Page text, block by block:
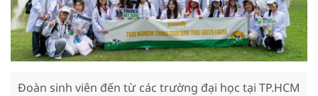
Đoàn sinh viên đến từ các trường đại học tại TP.HCM